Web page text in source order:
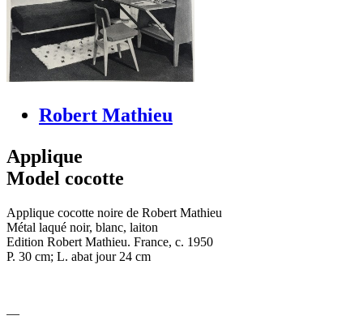
Robert Mathieu
Applique
Model cocotte
Applique cocotte noire de Robert Mathieu
Métal laqué noir, blanc, laiton
Edition Robert Mathieu. France, c. 1950
P. 30 cm; L. abat jour 24 cm